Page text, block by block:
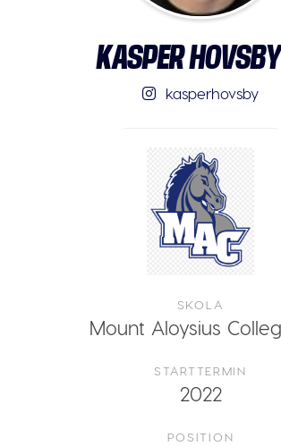
KASPER HOVSBY
kasperhovsby
SKOLA
Mount Aloysius
STARTTERMIN
2022
POSITION